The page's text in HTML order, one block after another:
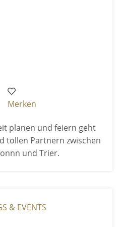
Merken
planen und feiern geht
tollen Partnern zwischen
und Trier.